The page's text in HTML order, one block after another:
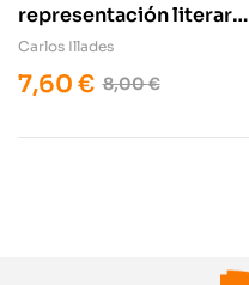
representación literaria
en el siglo xix
Carlos Illades
8,00€
7,60 €